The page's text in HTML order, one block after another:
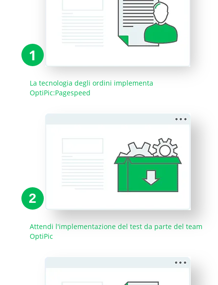
1
La tecnologia degli ordini implementa
OptiPic:Pagespeed
2
Attendi l'implementazione del test da parte del team
OptiPic